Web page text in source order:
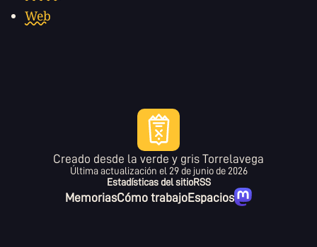
Web
Creado desde la verde y gris Torrelavega
Última actualización el29 de junio de 2026
Estadísticas del sitioRSS
MemoriasCómo trabajoEspacios